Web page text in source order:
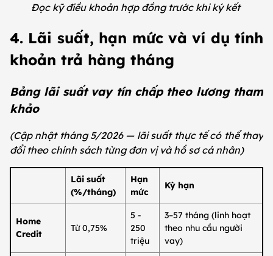
Đọc kỹ điều khoản hợp đồng trước khi ký kết
4. Lãi suất, hạn mức và ví dụ tính
khoản trả hàng tháng
Bảng lãi suất vay tín chấp theo lương tham
khảo
(Cập nhật tháng 5/2026 — lãi suất thực tế có thể thay
đổi theo chính sách từng đơn vị và hồ sơ cá nhân)
Lãi suất
(%/tháng)
Hạn
mức
Kỳ hạn
Home
Credit
Từ 0,75%
5 -
250
triệu
3–57 tháng (linh hoạt
theo nhu cầu người
vay)